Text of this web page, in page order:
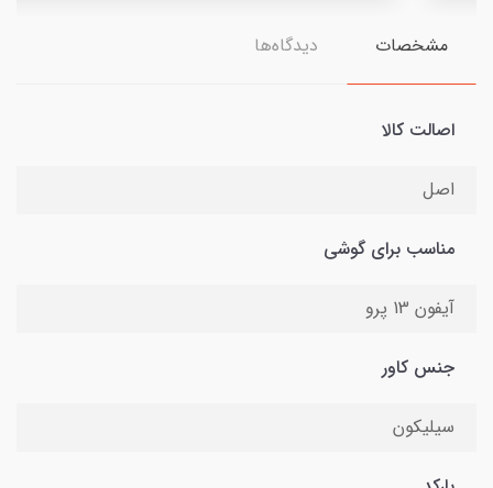
مشخصات دیدگاه‌ها
اصالت کالا
اصل
مناسب برای گوشی
آیفون 13 پرو
جنس کاور
سیلیکون